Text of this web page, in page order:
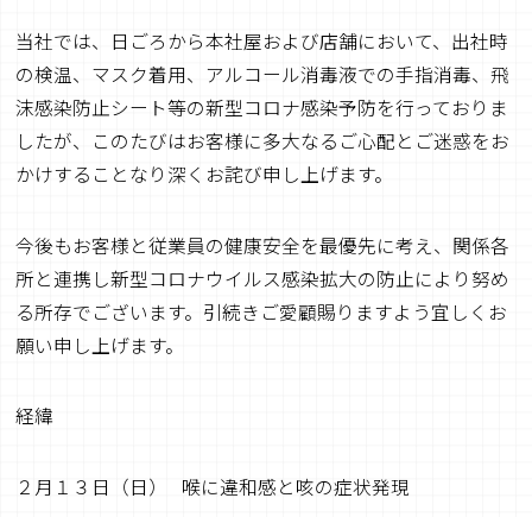
当社では、日ごろから本社屋および店舗において、出社時
の検温、マスク着用、アルコール消毒液での手指消毒、飛
沫感染防止シート等の新型コロナ感染予防を行っておりま
したが、このたびはお客様に多大なるご心配とご迷惑をお
かけすることなり深くお詫び申し上げます。
今後もお客様と従業員の健康安全を最優先に考え、関係各
所と連携し新型コロナウイルス感染拡大の防止により努め
る所存でございます。引続きご愛顧賜りますよう宜しくお
願い申し上げます。
経緯
２月１３日（日） 喉に違和感と咳の症状発現